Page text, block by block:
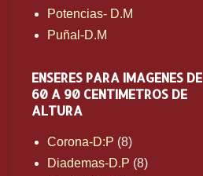
Potencias- D.M
Puñal-D.M
ENSERES PARA IMAGENES DE
60 A 90 CENTIMETROS DE
ALTURA
Corona-D:P (8)
Diademas-D.P (8)